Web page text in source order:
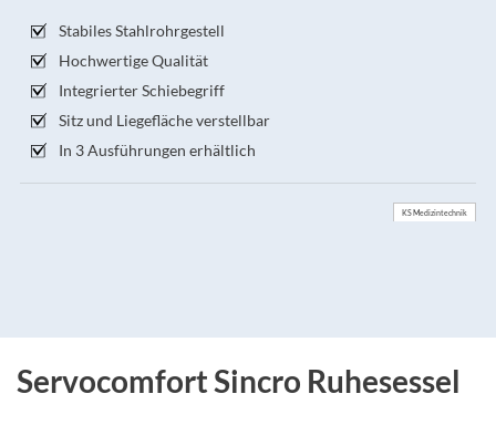
Stabiles Stahlrohrgestell
Hochwertige Qualität
Integrierter Schiebegriff
Sitz und Liegefläche verstellbar
In 3 Ausführungen erhältlich
KS Medizintechnik
Servocomfort Sincro Ruhesessel